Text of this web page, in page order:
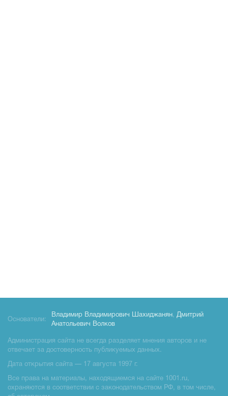
Основатели:
Владимир Владимирович Шахиджанян, Дмитрий
Анатольевич Волков
Администрация сайта не всегда разделяет мнения авторов и не
отвечает за достоверность публикуемых данных.
Дата открытия сайта — 17 августа 1997 г.
Все права на материалы, находящиемся на сайте 1001.ru,
охраняются в соответствии с законодательством РФ, в том числе,